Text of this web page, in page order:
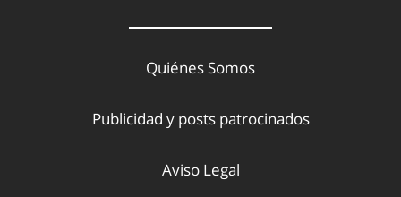
Quiénes Somos
Publicidad y posts patrocinados
Aviso Legal